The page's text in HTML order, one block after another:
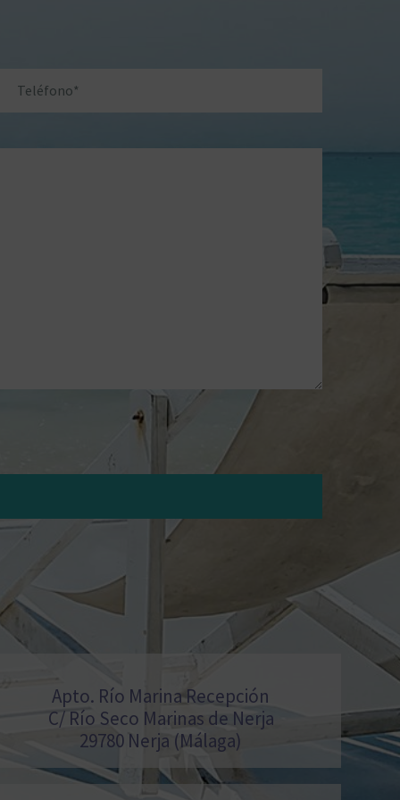
Apto. Río Marina Recepción
C/ Río Seco Marinas de Nerja
29780 Nerja (Málaga)